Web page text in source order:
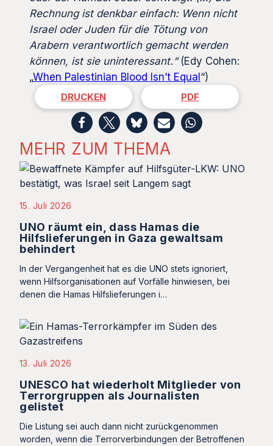
Rechnung ist denkbar einfach: Wenn nicht
Israel oder Juden für die Tötung von
Arabern verantwortlich gemacht werden
können, ist sie uninteressant.“(Edy Cohen:
„When Palestinian Blood Isn’t Equal “)
DRUCKEN PDF
MEHR ZUM THEMA
15. Juli 2026
UNO räumt ein, dass Hamas die
Hilfslieferungen in Gaza gewaltsam
behindert
In der Vergangenheit hat es die UNO stets ignoriert,
wenn Hilfsorganisationen auf Vorfälle hinwiesen, bei
denen die Hamas Hilfslieferungen i…
13. Juli 2026
UNESCO hat wiederholt Mitglieder von
Terrorgruppen als Journalisten
gelistet
Die Listung sei auch dann nicht zurückgenommen
worden, wenn die Terrorverbindungen der Betroffenen